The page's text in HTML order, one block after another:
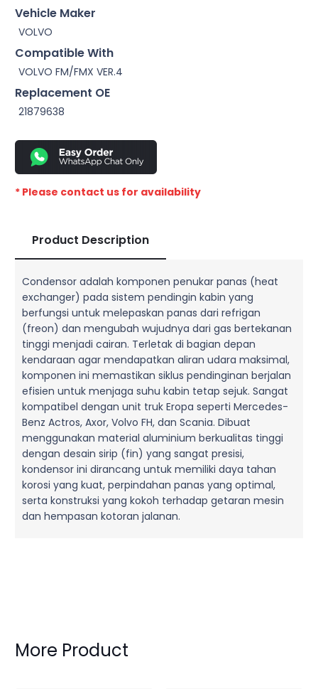
Vehicle Maker
VOLVO
Compatible With
VOLVO FM/FMX VER.4
Replacement OE
21879638
* Please contact us for availability
Product Description
Condensor adalah komponen penukar panas (heat
exchanger) pada sistem pendingin kabin yang
berfungsi untuk melepaskan panas dari refrigan
(freon) dan mengubah wujudnya dari gas bertekanan
tinggi menjadi cairan. Terletak di bagian depan
kendaraan agar mendapatkan aliran udara maksimal,
komponen ini memastikan siklus pendinginan berjalan
efisien untuk menjaga suhu kabin tetap sejuk. Sangat
kompatibel dengan unit truk Eropa seperti Mercedes-
Benz Actros, Axor, Volvo FH, dan Scania. Dibuat
menggunakan material aluminium berkualitas tinggi
dengan desain sirip (fin) yang sangat presisi,
kondensor ini dirancang untuk memiliki daya tahan
korosi yang kuat, perpindahan panas yang optimal,
serta konstruksi yang kokoh terhadap getaran mesin
dan hempasan kotoran jalanan.
More Product